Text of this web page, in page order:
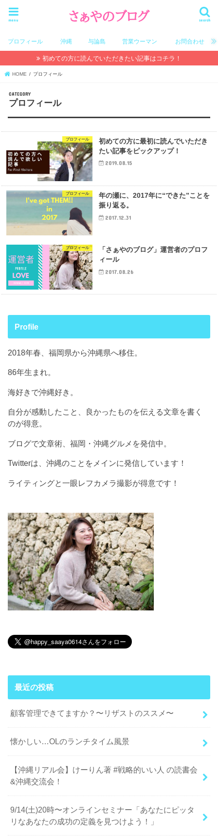
search
menu
プロフィール 沖縄 与論島 営業ウーマン お問合わせ
初めての方に読んでいただきたい記事はコチラ！
HOME プロフィール
プロフィール
プロフィール
初めての方に最初に読んでいただき
たい記事をピックアップ！
2019.08.15
プロフィール
年の瀬に、2017年に“できた”ことを
振り返る。
2017.12.31
プロフィール
「さぁやのブログ」運営者のプロフ
ィール
2017.08.26
Profile
2018年春、福岡県から沖縄県へ移住。
86年生まれ。
海好きで沖縄好き。
自分が感動したこと、良かったものを伝える文章を書く
のが得意。
ブログで文章術、福岡・沖縄グルメを発信中。
Twitterは、沖縄のことをメインに発信しています！
ライティングと一眼レフカメラ撮影が得意です！
最近の投稿
顧客管理できてますか？〜リザストのススメ〜
懐かしい…OLのランチタイム風景
【沖縄リアル会】けーりん著 #戦略的いい人 の読書会
&沖縄交流会！
9/14(土)20時〜オンラインセミナー「あなたにピッタ
リなあなたの成功の定義を見つけよう！」